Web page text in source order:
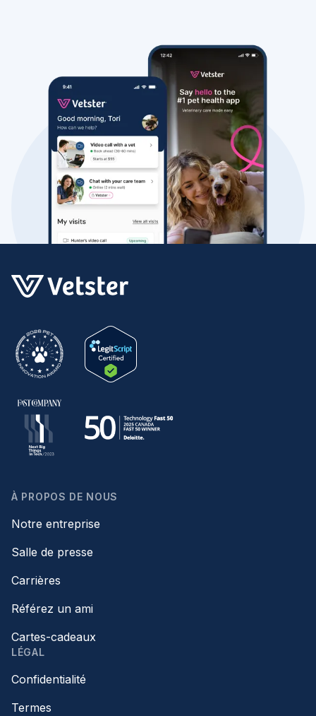
À PROPOS DE NOUS
Notre entreprise
Salle de presse
Carrières
Référez un ami
Cartes-cadeaux
LÉGAL
Confidentialité
Termes